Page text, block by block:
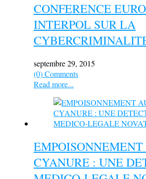
CONFERENCE
INTERPOL SUR LA
septembre 29, 2015
(0) Comments
Read more...
CYANURE : UNE